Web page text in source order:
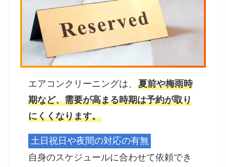
エアコンクリーニングは、夏前や梅雨時
期など、需要が高まる時期は予約が取り
にくくなります。
土日祝日や夜間の対応の有無
自身のスケジュールに合わせて依頼でき